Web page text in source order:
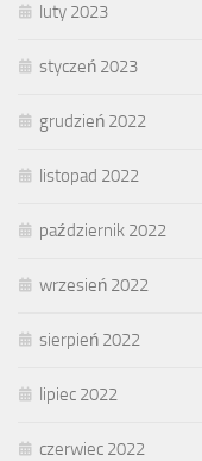
luty 2023
styczeń 2023
grudzień 2022
listopad 2022
październik 2022
wrzesień 2022
sierpień 2022
lipiec 2022
czerwiec 2022